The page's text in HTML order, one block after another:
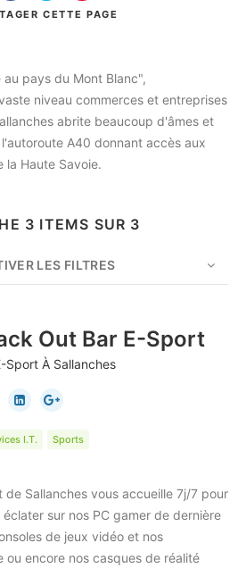
CETTE PAGE
pays du Mont Blanc",
niveau commerces et entreprises
abrite beaucoup d'âmes et
A40 donnant accès aux
la Haute Savoie.
3 ITEMS SUR 3
LES FILTRES
Out Bar E-Sport
Sport À Sallanches
I.T. Sports
Sallanches vous accueille 7j/7 pour
sur nos PC gamer de dernière
de jeux vidéo et nos
ou encore nos casques de réalité